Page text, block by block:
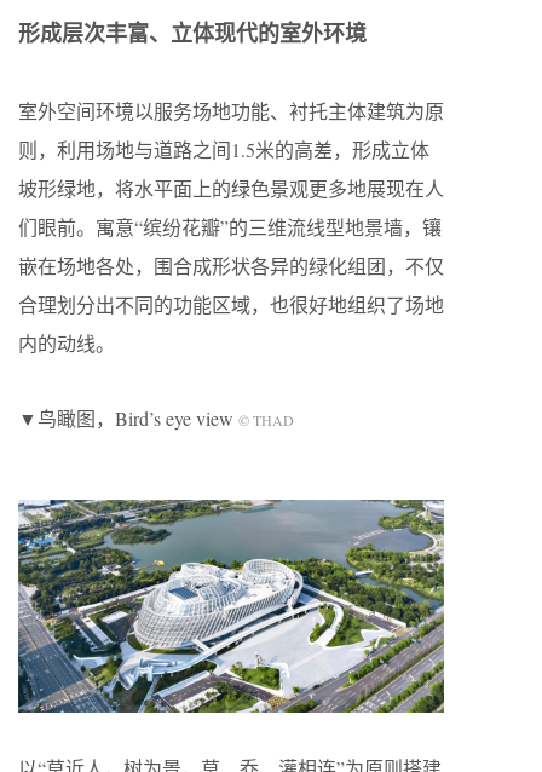
形成层次丰富、立体现代的室外环境
室外空间环境以服务场地功能、衬托主体建筑为原
则，利用场地与道路之间1.5米的高差，形成立体
坡形绿地，将水平面上的绿色景观更多地展现在人
们眼前。寓意“缤纷花瓣”的三维流线型地景墙，镶
嵌在场地各处，围合成形状各异的绿化组团，不仅
合理划分出不同的功能区域，也很好地组织了场地
内的动线。
▼鸟瞰图，Bird’s eye view © THAD